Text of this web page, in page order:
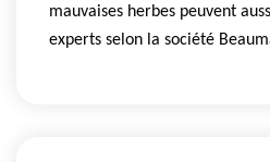
mauvaises herbes peuvent
experts selon la société